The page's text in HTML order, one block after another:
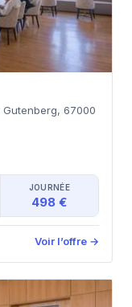
Gutenberg, 67000
JOURNÉE
498 €
Voir l’offre →